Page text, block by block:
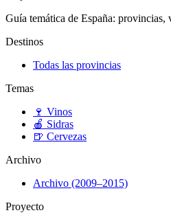
Guía temática de España: provincias,
Destinos
Todas las provincias
Temas
🍷 Vinos
🍎 Sidras
🍺 Cervezas
Archivo
Archivo (2009–2015)
Proyecto